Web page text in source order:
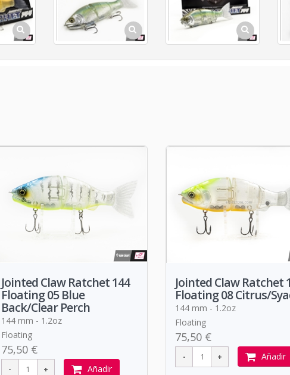
Jointed Claw Ratchet 144
Floating 05 Blue
Back/Clear Perch
144 mm - 1.2oz
Floating
75,50 €
Añadir
Jointed Claw Ratchet
Floating 08 Citrus/
144 mm - 1.2oz
Floating
75,50 €
Añadir